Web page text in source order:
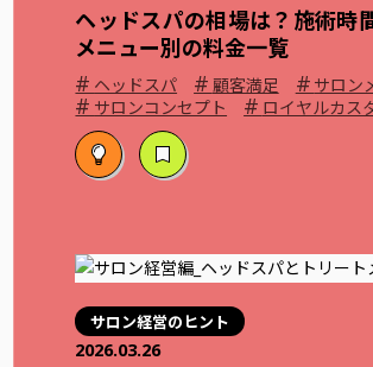
ヘッドスパの相場は？施術時
メニュー別の料金一覧
# ヘッドスパ # 顧客満足 # サロン
# サロンコンセプト # ロイヤルカス
サロン経営のヒント
2026.03.26